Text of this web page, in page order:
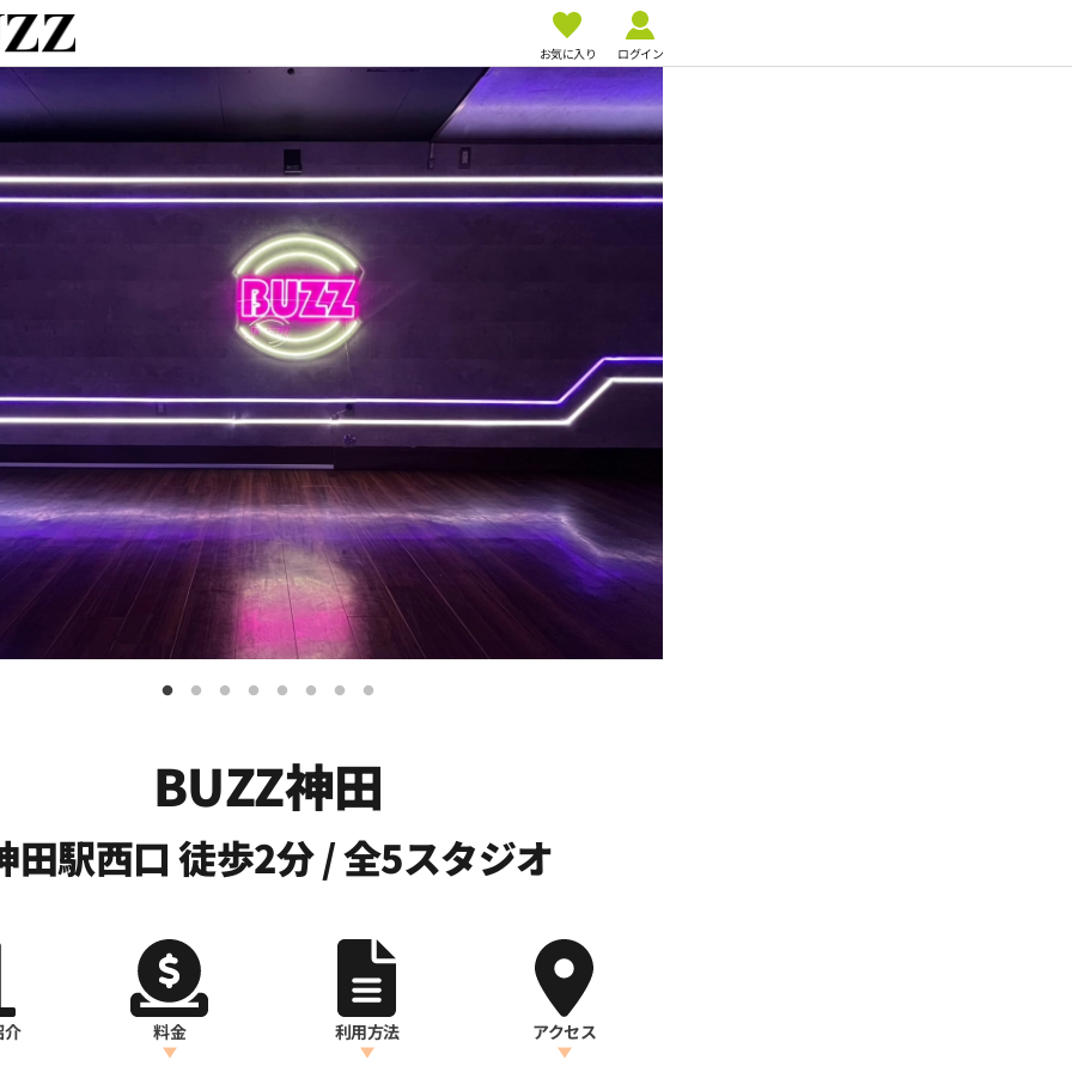
お気に入り ログイン
BUZZ神田
田駅西口 徒歩2分 / 全5スタジオ
介 料金 利用方法 アクセス